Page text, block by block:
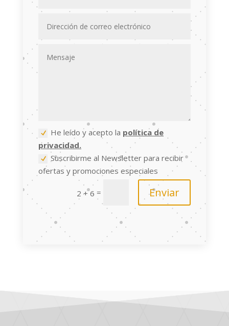
He leído y acepto la política de
privacidad.
Suscribirme al Newsletter para recibir
ofertas y promociones especiales
2 + 6 = Enviar